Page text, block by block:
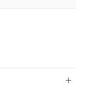
"個人情報
有証明書
の期間は出
から備考